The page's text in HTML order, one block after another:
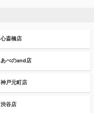
心斎橋店
あべのand店
神戸元町店
渋谷店